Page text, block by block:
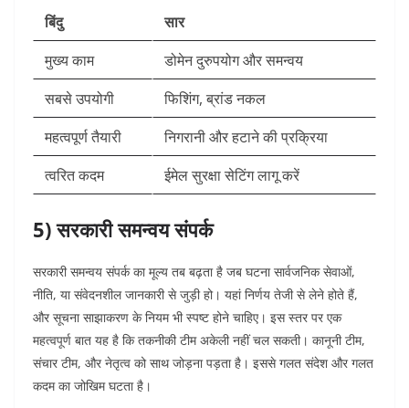
बिंदु
सार
मुख्य काम
डोमेन दुरुपयोग और समन्वय
सबसे उपयोगी
फिशिंग, ब्रांड नकल
महत्वपूर्ण तैयारी
निगरानी और हटाने की प्रक्रिया
त्वरित कदम
ईमेल सुरक्षा सेटिंग लागू करें
5) सरकारी समन्वय संपर्क
सरकारी समन्वय संपर्क का मूल्य तब बढ़ता है जब घटना सार्वजनिक सेवाओं,
नीति, या संवेदनशील जानकारी से जुड़ी हो। यहां निर्णय तेजी से लेने होते हैं,
और सूचना साझाकरण के नियम भी स्पष्ट होने चाहिए। इस स्तर पर एक
महत्वपूर्ण बात यह है कि तकनीकी टीम अकेली नहीं चल सकती। कानूनी टीम,
संचार टीम, और नेतृत्व को साथ जोड़ना पड़ता है। इससे गलत संदेश और गलत
कदम का जोखिम घटता है।